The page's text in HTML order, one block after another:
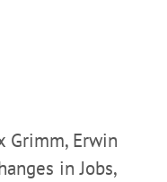
Grimm, Erwin
in Jobs,